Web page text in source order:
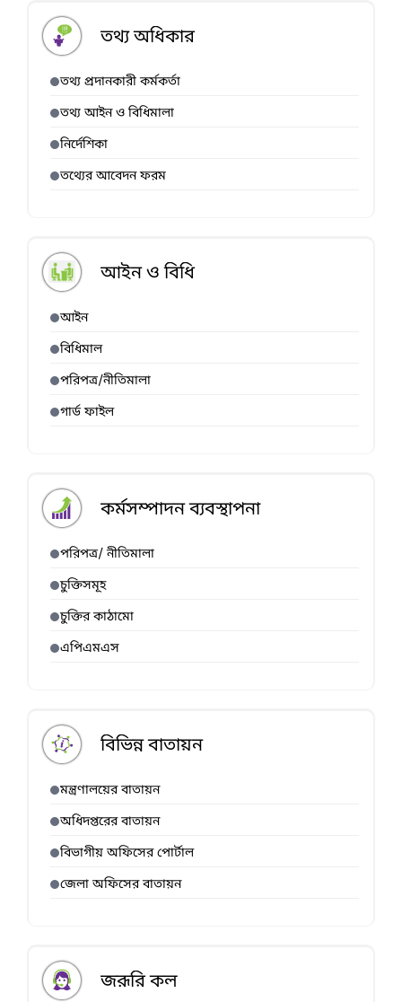
তথ্য অধিকার
তথ্য প্রদানকারী কর্মকর্তা
তথ্য আইন ও বিধিমালা
নির্দেশিকা
তথ্যের আবেদন ফরম
আইন ও বিধি
আইন
বিধিমাল
পরিপত্র/নীতিমালা
গার্ড ফাইল
কর্মসম্পাদন ব্যবস্থাপনা
পরিপত্র/ নীতিমালা
চুক্তিসমূহ
চুক্তির কাঠামো
এপিএমএস
বিভিন্ন বাতায়ন
মন্ত্রণালয়ের বাতায়ন
অধিদপ্তরের বাতায়ন
বিভাগীয় অফিসের পোর্টাল
জেলা অফিসের বাতায়ন
জরূরি কল